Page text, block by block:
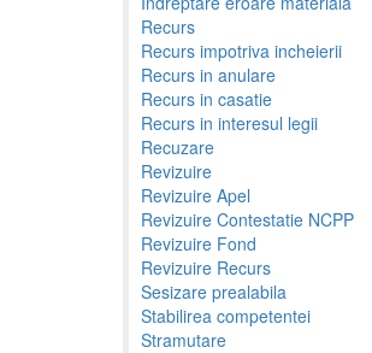
Recurs
Recurs impotriva incheierii
Recurs in anulare
Recurs in casatie
Recurs in interesul legii
Recuzare
Revizuire
Revizuire Apel
Revizuire Contestatie NCPP
Revizuire Fond
Revizuire Recurs
Sesizare prealabila
Stabilirea competentei
Stramutare